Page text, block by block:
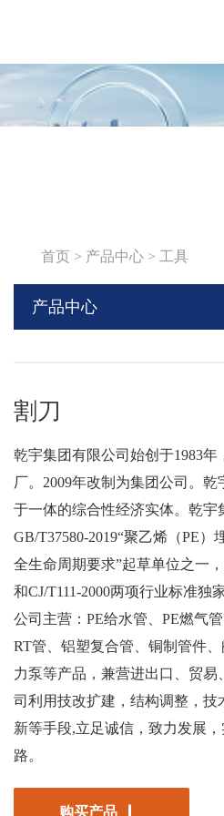
产品中心
首页 > 产品中心 > 工具
割刀
乾宇集团有限公司始创于1983
厂。2009年改制为集团公司。
于一体的综合性经济实体。乾宇
GB/T37580-2019“聚乙烯（PE
全生命周期要求”起草单位之一
和CJ/T111-2000两项行业标准独
公司主营：PE给水管、PE燃气
RT管、铝塑复合管、铜制管件
力泵等产品，兼营进出口、贸
司利用技改扩建，结构调整，技
新等手段,立足诚信，致力发展
路。
购买产品